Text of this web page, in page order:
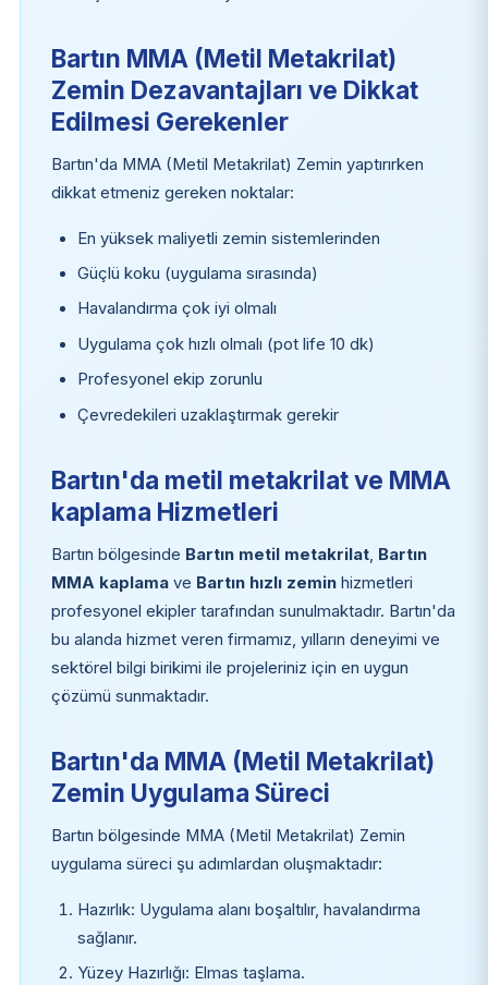
Bartın MMA (Metil Metakrilat)
Zemin Dezavantajları ve Dikkat
Edilmesi Gerekenler
Bartın'da MMA (Metil Metakrilat) Zemin yaptırırken
dikkat etmeniz gereken noktalar:
En yüksek maliyetli zemin sistemlerinden
Güçlü koku (uygulama sırasında)
Havalandırma çok iyi olmalı
Uygulama çok hızlı olmalı (pot life 10 dk)
Profesyonel ekip zorunlu
Çevredekileri uzaklaştırmak gerekir
Bartın'da metil metakrilat ve MMA
kaplama Hizmetleri
Bartın bölgesinde Bartın metil metakrilat, Bartın
MMA kaplamave Bartın hızlı zeminhizmetleri
profesyonel ekipler tarafından sunulmaktadır. Bartın'da
bu alanda hizmet veren firmamız, yılların deneyimi ve
sektörel bilgi birikimi ile projeleriniz için en uygun
çözümü sunmaktadır.
Bartın'da MMA (Metil Metakrilat)
Zemin Uygulama Süreci
Bartın bölgesinde MMA (Metil Metakrilat) Zemin
uygulama süreci şu adımlardan oluşmaktadır:
Hazırlık: Uygulama alanı boşaltılır, havalandırma
sağlanır.
Yüzey Hazırlığı: Elmas taşlama.